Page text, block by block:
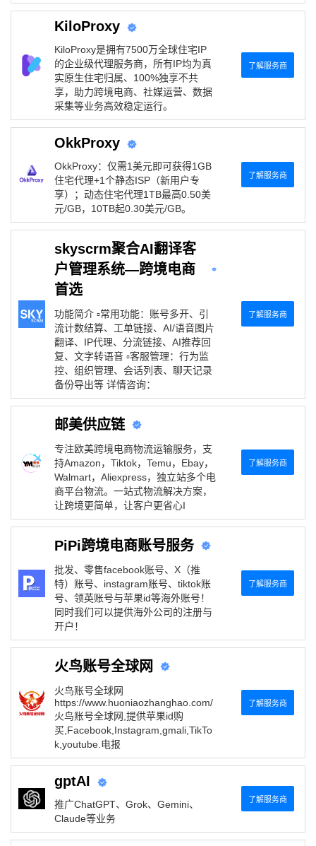
KiloProxy
KiloProxy是拥有7500万全球住宅IP
的企业级代理服务商，所有IP均为真
实原生住宅归属、100%独享不共
享，助力跨境电商、社媒运营、数据
采集等业务高效稳定运行。
了解服务商
OkkProxy
OkkProxy：仅需1美元即可获得1GB
住宅代理+1个静态ISP（新用户专
享）；动态住宅代理1TB最高0.50美
元/GB，10TB起0.30美元/GB。
了解服务商
skyscrm聚合AI翻译客
户管理系统—跨境电商
首选
功能简介 ▫️常用功能：账号多开、引
流计数结算、工单链接、AI/语音图片
翻译、IP代理、分流链接、AI推荐回
复、文字转语音 ▫️客服管理：行为监
控、组织管理、会话列表、聊天记录
备份导出等 详情咨询：
了解服务商
邮美供应链
专注欧美跨境电商物流运输服务，支
持Amazon，Tiktok，Temu，Ebay，
Walmart，Aliexpress，独立站多个电
商平台物流。一站式物流解决方案，
让跨境更简单，让客户更省心I
了解服务商
PiPi跨境电商账号服务
批发、零售facebook账号、X（推
特）账号、instagram账号、tiktok账
号、领英账号与苹果id等海外账号！
同时我们可以提供海外公司的注册与
开户！
了解服务商
火鸟账号全球网
火鸟账号全球网
https://www.huoniaozhanghao.com/
火鸟账号全球网,提供苹果id购
买,Facebook,Instagram,gmali,TikTo
k,youtube.电报
了解服务商
gptAI
推广ChatGPT、Grok、Gemini、
Claude等业务
了解服务商